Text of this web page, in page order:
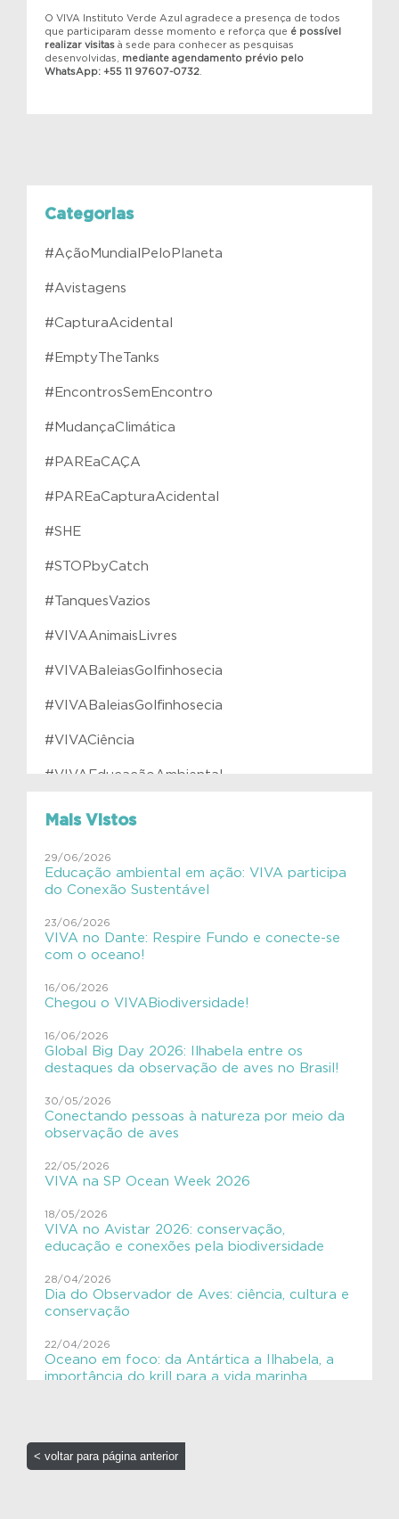
O VIVA Instituto Verde Azul agradece a presença de todos
que participaram desse momento e reforça que é possível
realizar visitas à sede para conhecer as pesquisas
desenvolvidas, mediante agendamento prévio pelo
WhatsApp: +55 11 97607-0732
Categorias
#AçãoMundialPeloPlaneta
#Avistagens
#CapturaAcidental
#EmptyTheTanks
#EncontrosSemEncontro
#MudançaClimática
#PAREaCAÇA
#PAREaCapturaAcidental
#SHE
#STOPbyCatch
#TanquesVazios
#VIVAAnimaisLivres
#VIVABaleiasGolfinhosecia
#VIVABaleiasGolfinhosecia
#VIVACiência
#VIVAEducaçãoAmbiental
#VIVAJulianaMolás
#VIVAnasEscolas
#VIVAnasEscolas
#VIVAsemlixo
Aves migratórias
SHE
VIVAToninha
VIVAves
Mais Vistos
29/06/2026
Educação ambiental em ação: VIVA participa
do Conexão Sustentável
23/06/2026
VIVA no Dante: Respire Fundo e conecte-se
com o oceano!
16/06/2026
Chegou o VIVABiodiversidade!
16/06/2026
Global Big Day 2026: Ilhabela entre os
destaques da observação de aves no Brasil!
30/05/2026
Conectando pessoas à natureza por meio da
observação de aves
22/05/2026
VIVA na SP Ocean Week 2026
18/05/2026
VIVA no Avistar 2026: conservação,
educação e conexões pela biodiversidade
28/04/2026
Dia do Observador de Aves: ciência, cultura e
conservação
22/04/2026
Oceano em foco: da Antártica a Ilhabela, a
importância do krill para a vida marinha
16/04/2026
Ensino Aplicado em Oceanografia: Aves
< voltar para página anterior